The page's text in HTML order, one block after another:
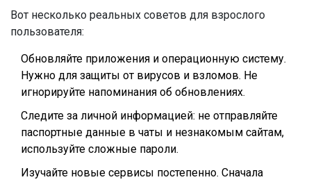
Вот несколько реальных советов для взрослого
пользователя:
Обновляйте приложения и операционную систему.
Нужно для защиты от вирусов и взломов. Не
игнорируйте напоминания об обновлениях.
Следите за личной информацией: не отправляйте
паспортные данные в чаты и незнакомым сайтам,
используйте сложные пароли.
Изучайте новые сервисы постепенно. Сначала